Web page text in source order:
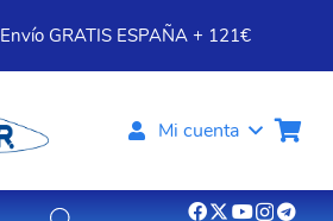
Envío GRATIS ESPAÑA + 121€
Mi cuenta